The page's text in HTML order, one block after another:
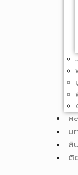
ผ
บ
สิ
ติ